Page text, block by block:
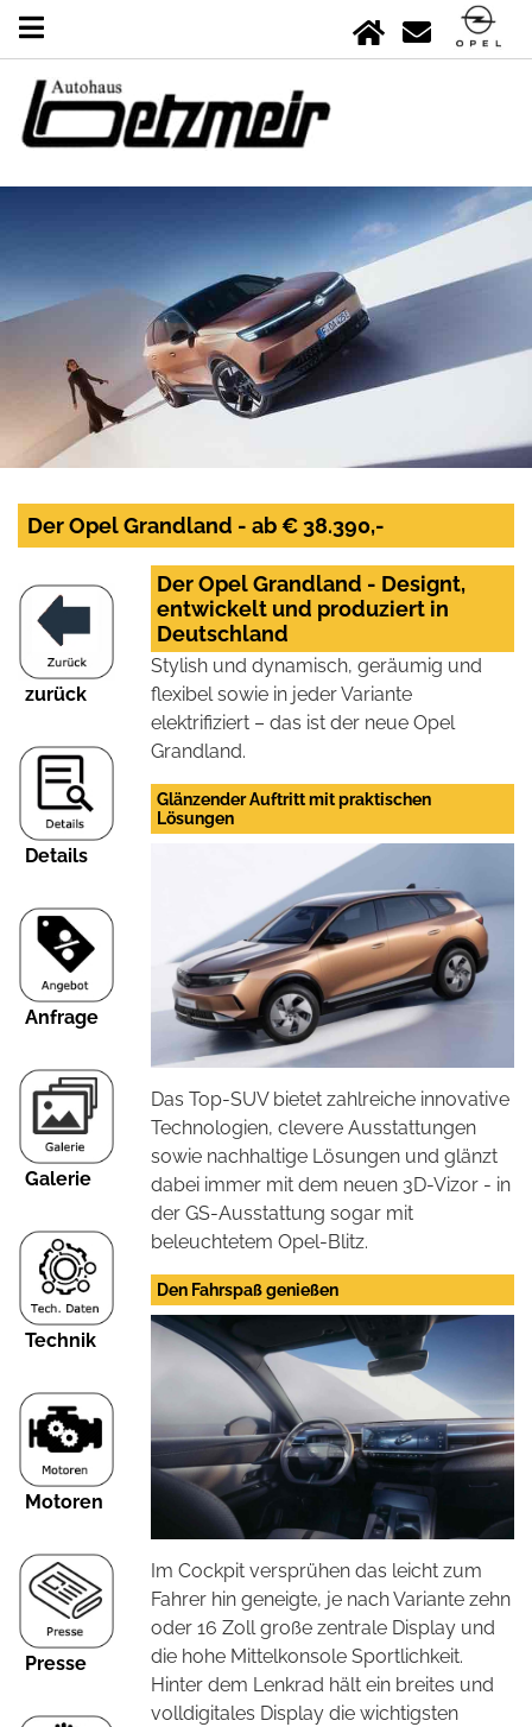
Der Opel Grandland - ab € 38.390,-
zurück
Details
Anfrage
Galerie
Technik
Motoren
Presse
Der Opel Grandland - Designt,
entwickelt und produziert in
Deutschland
Stylish und dynamisch, geräumig und
flexibel sowie in jeder Variante
elektrifiziert – das ist der neue Opel
Grandland.
Glänzender Auftritt mit praktischen
Lösungen
Das Top-SUV bietet zahlreiche innovative
Technologien, clevere Ausstattungen
sowie nachhaltige Lösungen und glänzt
dabei immer mit dem neuen 3D-Vizor - in
der GS-Ausstattung sogar mit
beleuchtetem Opel-Blitz.
Den Fahrspaß genießen
Im Cockpit versprühen das leicht zum
Fahrer hin geneigte, je nach Variante zehn
oder 16 Zoll große zentrale Display und
die hohe Mittelkonsole Sportlichkeit.
Hinter dem Lenkrad hält ein breites und
volldigitales Display die wichtigsten